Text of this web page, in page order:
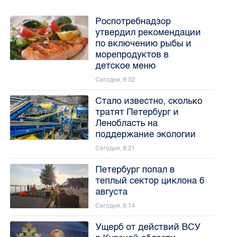
Роспотребнадзор
утвердил рекомендации
по включению рыбы и
морепродуктов в
детское меню
Сегодня, 8:32
Стало известно, сколько
тратят Петербург и
Ленобласть на
поддержание экологии
Сегодня, 8:21
Петербург попал в
теплый сектор циклона 6
августа
Сегодня, 8:14
Ущерб от действий ВСУ